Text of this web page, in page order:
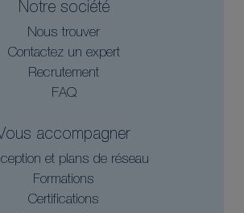
Notre société
Nous trouver
Contactez un expert
Recrutement
FAQ
accompagner
et plans de réseau
Formations
Certifications